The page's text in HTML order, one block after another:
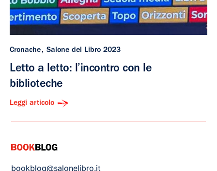
Cronache Salone del Libro 2023
Letto a letto: l’incontro con le
biblioteche
Leggi articolo
bookblog@salonelibro.it